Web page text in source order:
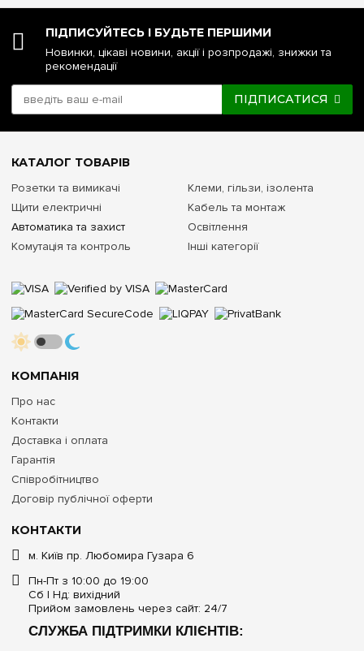
ПІДПИСУЙТЕСЬ І БУДЬТЕ ПЕРШИМИ
Новинки, цікаві новини, акції і розпродажі, знижки та
рекомендації
ПІДПИСАТИСЯ
КОНТАКТИ
м. Київ пр. Любомира Гузара 6
Пн-Пт з 10:00 до 19:00
Сб | Нд: вихідний
Прийом замовлень через сайт: 24/7
СЛУЖБА ПІДТРИМКИ КЛІЄНТІВ:
КОМПАНІЯ
Про нас
Контакти
Доставка і оплата
Гарантія
Співробітництво
Договір публічної оферти
КАТАЛОГ ТОВАРІВ
Розетки та вимикачі
Щити електричні
Автоматика та захист
Комутація та контроль
Клеми, гільзи, ізолента
Кабель та монтаж
Освітлення
Інші категорії